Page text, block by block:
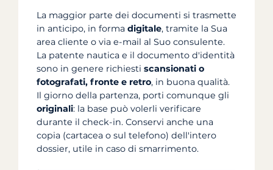
La maggior parte dei documenti si trasmette
in anticipo, in forma digitale, tramite la Sua
area cliente o via e-mail al Suo consulente.
La patente nautica e il documento d'identità
sono in genere richiesti scansionati o
fotografati, fronte e retro, in buona qualità.
Il giorno della partenza, porti comunque gli
originali: la base può volerli verificare
durante il check-in. Conservi anche una
copia (cartacea o sul telefono) dell'intero
dossier, utile in caso di smarrimento.